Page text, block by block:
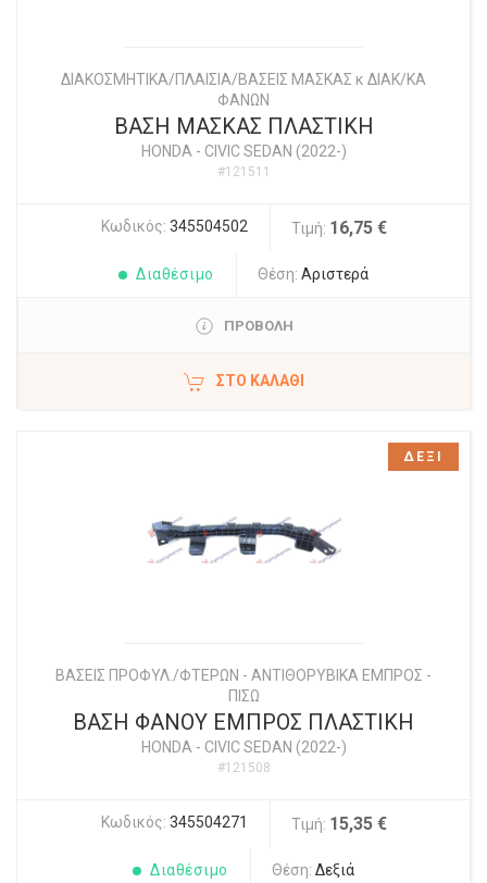
ΔΙΑΚΟΣΜΗΤΙΚΑ/ΠΛΑΙΣΙΑ/ΒΑΣΕΙΣ ΜΑΣΚΑΣ κ ΔΙΑΚ/ΚΑ
ΦΑΝΩΝ
ΒΑΣΗ ΜΑΣΚΑΣ ΠΛΑΣΤΙΚΗ
HONDA- CIVIC SEDAN (2022-)
#121511
Κωδικός: 345504502 Τιμή: 16,75 €
Διαθέσιμο Θέση: Αριστερά
ΠΡΟΒΟΛΗ
ΣΤΟ ΚΑΛΆΘΙ
ΒΑΣΕΙΣ ΠΡΟΦΥΛ./ΦΤΕΡΩΝ - ΑΝΤΙΘΟΡΥΒΙΚΑ ΕΜΠΡΟΣ -
ΠΙΣΩ
ΒΑΣΗ ΦΑΝΟΥ ΕΜΠΡΟΣ ΠΛΑΣΤΙΚΗ
HONDA- CIVIC SEDAN (2022-)
#121508
Κωδικός: 345504271 Τιμή: 15,35 €
Διαθέσιμο Θέση: Δεξιά
ΔΕΞΙ